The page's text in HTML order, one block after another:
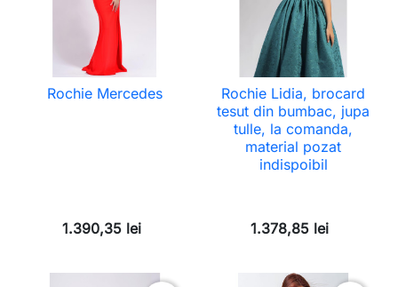
Rochie Mercedes
1.390,35 lei
Rochie Lidia, brocard
tesut din bumbac, jupa
tulle, la comanda,
material pozat
indispoibil
1.378,85 lei